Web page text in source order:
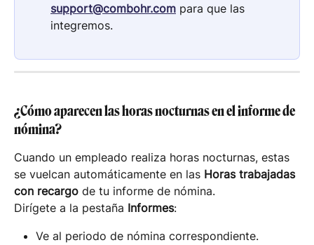
support@combohr.com para que las
integremos.
¿Cómo aparecen las horas nocturnas en el informe de
nómina?
Cuando un empleado realiza horas nocturnas, estas
se vuelcan automáticamente en las Horas trabajadas
con recargo de tu informe de nómina.
Dirígete a la pestaña Informes:
Ve al periodo de nómina correspondiente.